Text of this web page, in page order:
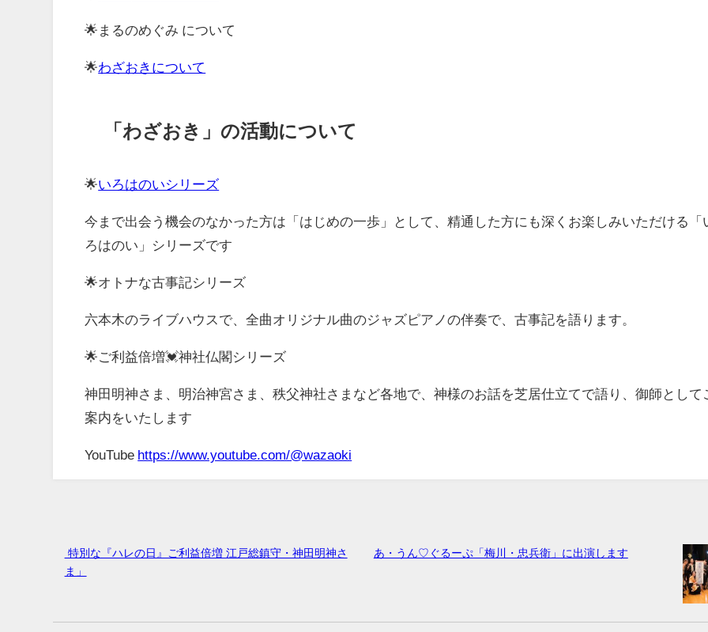
🌟まるのめぐみ について
🌟わざおきについて
「わざおき」の活動について
🌟いろはのいシリーズ
今まで出会う機会のなかった方は「はじめの一歩」として、精通した方にも深くお楽しみいただける「
ろはのい」シリーズです
🌟オトナな古事記シリーズ
六本木のライブハウスで、全曲オリジナル曲のジャズピアノの伴奏で、古事記を語ります。
🌟ご利益倍増💓神社仏閣シリーズ
神田明神さま、明治神宮さま、秩父神社さまなど各地で、神様のお話を芝居仕立てで語り、御師として
案内をいたします
YouTube https://www.youtube.com/@wazaoki
特別な『ハレの日』ご利益倍増 江戸総鎮守・神田明神さ
ま」
あ・うん♡ぐるーぷ「梅川・忠兵衛」に出演します